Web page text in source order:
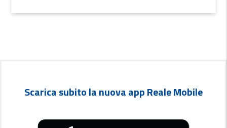
Scarica subito la nuova app Reale Mobile